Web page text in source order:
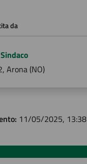
da
Arona (NO)
11/05/2025, 13:38